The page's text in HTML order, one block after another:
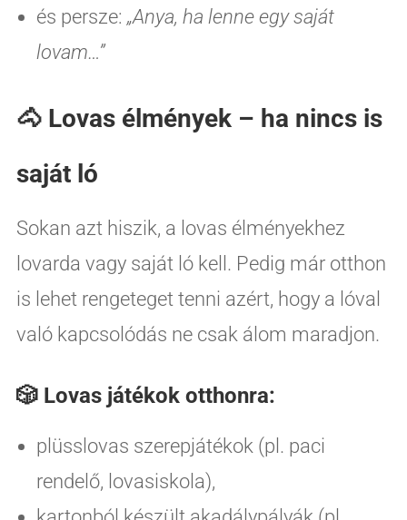
és persze: „Anya, ha lenne egy saját
lovam…”
🐴 Lovas élmények – ha nincs is
saját ló
Sokan azt hiszik, a lovas élményekhez
lovarda vagy saját ló kell. Pedig már otthon
is lehet rengeteget tenni azért, hogy a lóval
való kapcsolódás ne csak álom maradjon.
🎲 Lovas játékok otthonra:
plüsslovas szerepjátékok (pl. paci
rendelő, lovasiskola),